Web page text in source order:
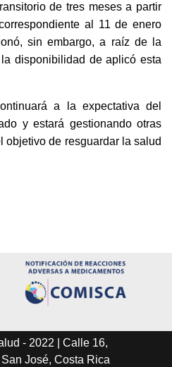
de tres meses a partir
al 11 de enero
sin embargo, a raíz de la
disponibilidad de aplicó esta
a la expectativa del
y estará gestionando otras
objetivo de resguardar la salud
- 2022 | Calle 16,
José, Costa Rica